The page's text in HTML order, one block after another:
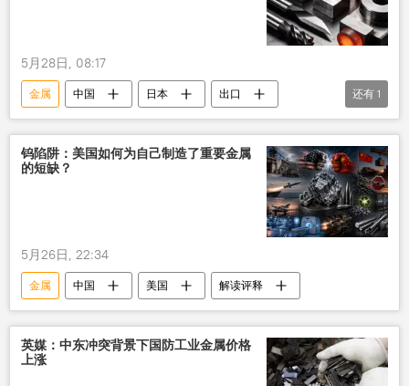
5月28日, 08:17
金属 中国 日本
出口
管制
还有 1
钨陷阱：美国如何为自己制造了重要金属
的短缺？
5月26日, 22:34
金属 中国 美国 解读评释
英媒：中东冲突背景下国防工业金属价格
上涨